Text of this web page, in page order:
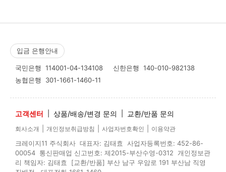
입금 은행안내
국민은행 114001-04-134108 신한은행 140-010-982138
농협은행 301-1661-1460-11
고객센터 상품/배송/변경 문의 교환/반품 문의
회사소개 개인정보취급방침 사업자번호확인 이용약관
크레이지11 주식회사 대표자: 김태효 사업자등록번호: 452-86-
00054 통신판매업 신고번호: 제2015-부산수영-0312 개인정보관
리 책임자: 김태효 [교환/반품] 부산 남구 우암로 191 부산남 직영